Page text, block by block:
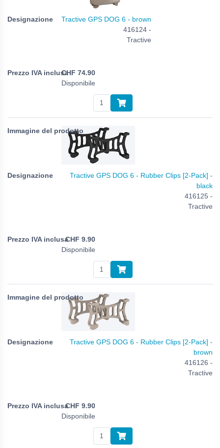
Tractive GPS DOG 6 - brown
416124 -
Tractive
CHF 74.90
Disponibile
Tractive GPS DOG 6 - Rubber Clips [2-Pack] -
black
416125 -
Tractive
CHF 9.90
Disponibile
Tractive GPS DOG 6 - Rubber Clips [2-Pack] -
brown
416126 -
Tractive
CHF 9.90
Disponibile